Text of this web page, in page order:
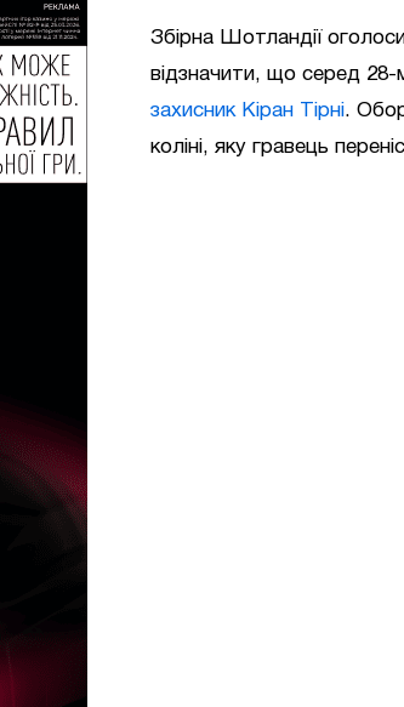
Збірна Шотландії
відзначити, що серед 28-
захисник Кіран Тірні.
коліні, яку гравець